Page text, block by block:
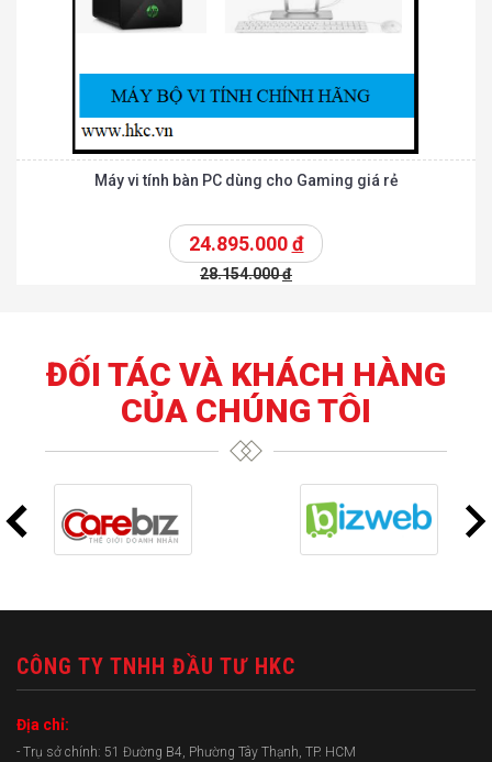
Máy vi tính bàn PC dùng cho Gaming giá rẻ
24.895.000đ
28.154.000đ
ĐỐI TÁC VÀ KHÁCH HÀNG
CỦA CHÚNG TÔI
CÔNG TY TNHH ĐẦU TƯ HKC
Địa chỉ:
- Trụ sở chính: 51 Đường B4, Phường Tây Thạnh, TP. HCM